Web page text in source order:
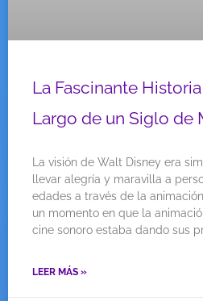
La Fascinante
Largo de un Siglo de
La visión de Walt Disney era
llevar alegría y maravilla a
edades a través de la
un momento en que la
cine sonoro estaba dando sus
LEER MÁS »